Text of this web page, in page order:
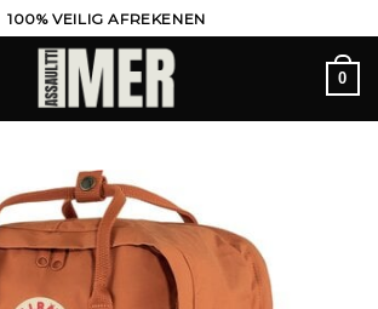
100% VEILIG AFREKENEN
0